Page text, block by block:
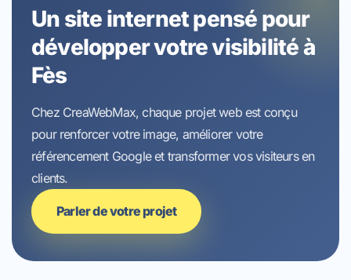
Un site internet pensé pour
développer votre visibilité à
Fès
Chez CreaWebMax, chaque projet web est conçu
pour renforcer votre image, améliorer votre
référencement Google et transformer vos visiteurs en
clients.
Parler de votre projet